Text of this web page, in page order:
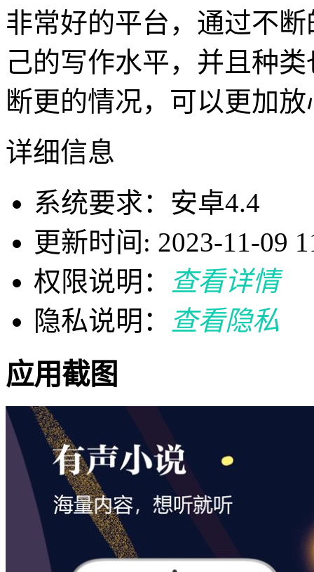
非常好的平台，通过不
己的写作水平，并且种
断更的情况，可以更加
详细信息
系统要求：安卓4.4
更新时间: 2023-11-09
权限说明：
查看详情
隐私说明：
查看隐私
应用截图